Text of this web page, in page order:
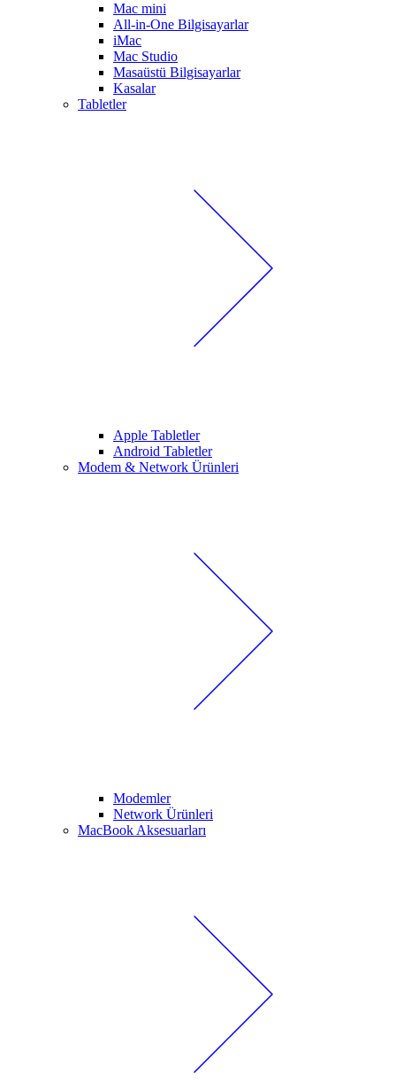
Mac mini
All-in-One Bilgisayarlar
iMac
Mac Studio
Masaüstü Bilgisayarlar
Kasalar
Tabletler
Apple Tabletler
Android Tabletler
Modem & Network Ürünleri
Modemler
Network Ürünleri
MacBook Aksesuarları